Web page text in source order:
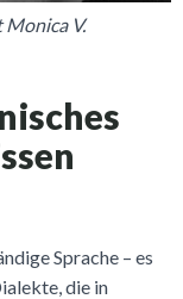
V.
Sprache – es
die in